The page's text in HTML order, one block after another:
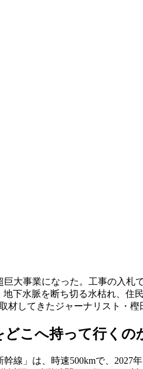
大事業になった。工事の入
下水脈を断ち切る水枯れ、
してきたジャーナリスト・樫
どこへ持って行くの
」は、時速500kmで、2027